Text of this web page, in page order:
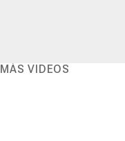
MÁS VIDEOS